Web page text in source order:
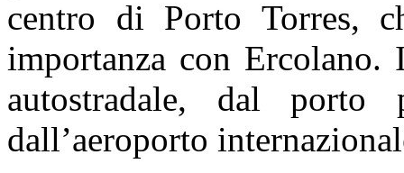
centro di Porto Torres,
importanza con
autostradale, dal porto
dall’aeroporto